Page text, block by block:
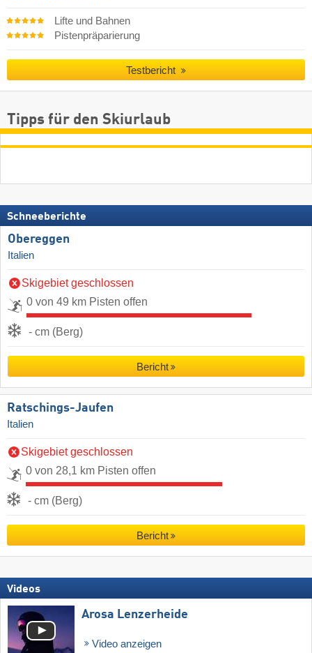
Lifte und Bahnen
Pistenpräparierung
Testbericht
Tipps für den Skiurlaub
Schneeberichte
Obereggen
Italien
Skigebiet geschlossen
0 von 49 km Pisten offen
- cm (Berg)
Bericht
Ratschings-Jaufen
Italien
Skigebiet geschlossen
0 von 28,1 km Pisten offen
- cm (Berg)
Bericht
Videos
Arosa Lenzerheide
Video anzeigen